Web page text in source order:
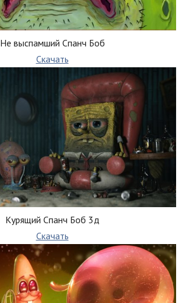
Не выспамший Спанч Боб
Скачать
Курящий Спанч Боб 3д
Скачать